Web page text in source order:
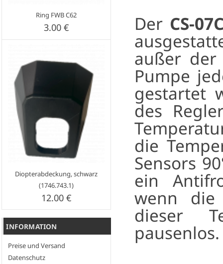
Ring FWB C62
3.00 €
Diopterabdeckung, schwarz
(1746.743.1)
12.00 €
INFORMATION
Preise und Versand
Datenschutz
Der CS-
außer der
Pumpe
gestartet
des
die
Sensors
ein
wenn die
dieser
pausenlos.